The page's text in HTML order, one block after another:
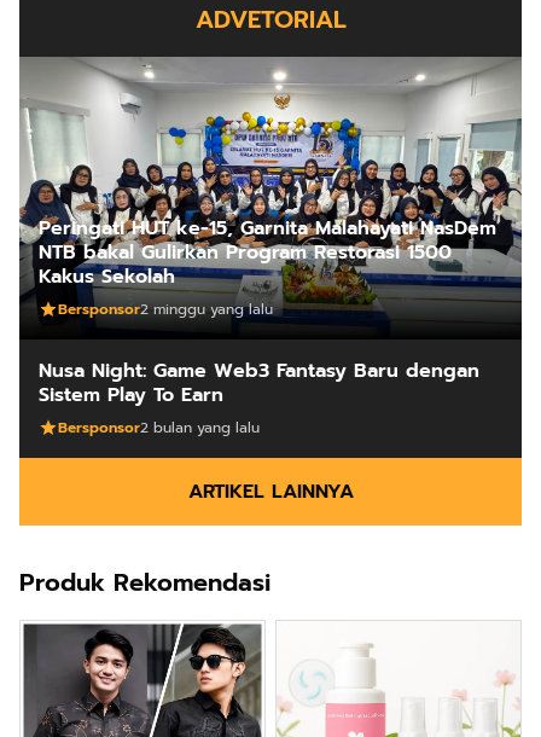
ADVETORIAL
Peringati HUT ke-15, Garnita Malahayati NasDem
NTB bakal Gulirkan Program Restorasi 1500
Kakus Sekolah
Bersponsor2 minggu yang lalu
Nusa Night: Game Web3 Fantasy Baru dengan
Sistem Play To Earn
Bersponsor2 bulan yang lalu
ARTIKEL LAINNYA
Produk Rekomendasi